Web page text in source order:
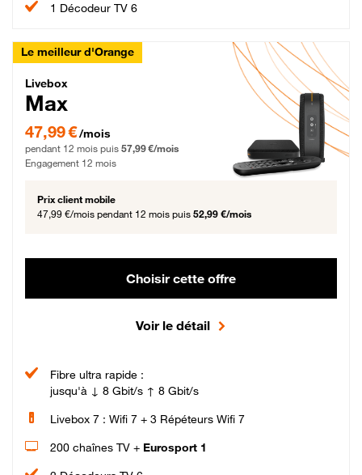
1 Décodeur TV 6
Le meilleur d'Orange
Livebox Max Fibre
Livebox
Max
47,99 € par mois pendant 12 mois puis 57,99 € par mois, Engagement 12 mois
47,99 €/mois
pendant 12 mois puis 57,99 €/mois
Engagement 12 mois
Prix client mobile
47,99 €/mois pendant 12 mois puis 52,99 €/mois
Choisir cette offre
Voir le détail
Fibre ultra rapide :
jusqu'à ↓ 8 Gbit/s ↑ 8 Gbit/s
Livebox 7 : Wifi 7 + 3 Répéteurs Wifi 7
200 chaînes TV + Eurosport 1